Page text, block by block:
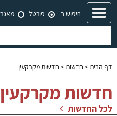
Toggle
navigation
חיפוש ב פורטל מאגר
דף הבית> חדשות > חדשות מקרקעין
חדשות מקרקעין
לכל החדשות